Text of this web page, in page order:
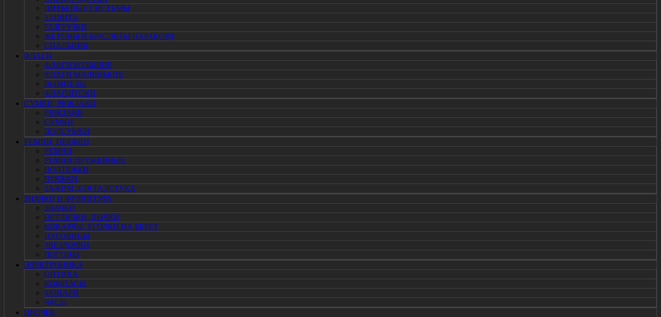
ПИТЬЕВЫЕ СИСТЕМЫ
ЗАЩИТА
РАЗГРУЗКИ
ЖЕТОНЫ И БРАСЛЕТЫ ПАРАКОРД
СПАЛЬНИК
ФЛАГИ
ФЛАГИ БОЛЬШИЕ
ФЛАГИ МАЛЕНЬКИЕ
ВЫМПЕЛЫ
ФЛАГШТОКИ
СУМКИ, РЮКЗАКИ
РЮКЗАКИ
СУМКИ
ПОДСУМКИ
РЕМНИ, ПРЯЖКИ
РЕМНИ
РЕМНИ ОРУЖЕЙНЫЕ
ПОДТЯЖКИ
ПРЯЖКИ
ЗАЖИМ ДЛЯ ГАЛСТУКА
ЗНАЧКИ И ФУРНИТУРА
ЗНАЧКИ
ПЕТЛИЧКИ, ЛЫЧКИ
КОКАРДЫ, УГОЛКИ НА БЕРЕТ
ПУГОВИЦЫ
ЗВЁЗДОЧКИ
ПОГОНЫ
ЭЛЕКТРОНИКА
ОПТИКА
КОМПАСЫ
ФОНАРИ
ЧАСЫ
ПРОЧЕЕ